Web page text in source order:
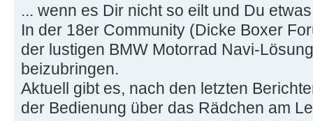
... wenn es Dir nicht so eilt und Du
In der 18er Community (Dicke Boxer
der lustigen BMW Motorrad Navi-
beizubringen.
Aktuell gibt es, nach den letzten
der Bedienung über das Rädchen am